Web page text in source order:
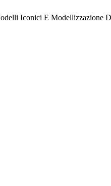
Iconici E Modellizzazione